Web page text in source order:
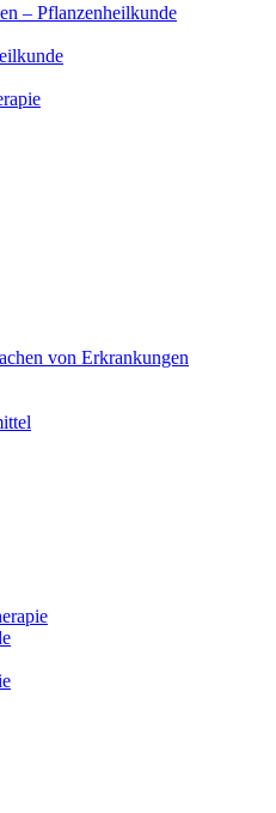
– Pflanzenheilkunde
von Erkrankungen